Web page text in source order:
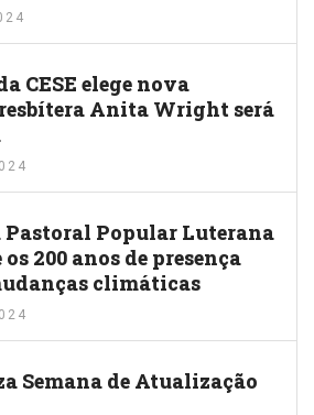
CESE elege nova
Anita Wright será
Popular Luterana
200 anos de presença
climáticas
Semana de Atualização